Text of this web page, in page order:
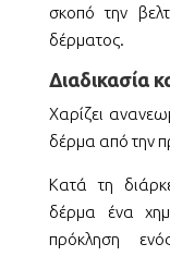
σκοπό την
δέρματος.
Διαδικασία
Χαρίζει
δέρμα από την
Κατά τη
δέρμα ένα
πρόκληση